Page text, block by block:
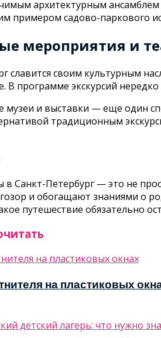
архитектурным ансамблем
примером садово-паркового
мероприятия и
славится своим культурным
В программе экскурсий
музеи и выставки — еще один
традиционным
Санкт-Петербург — это не
и обогащают знаниями о
путешествие обязательно
на пластиковых